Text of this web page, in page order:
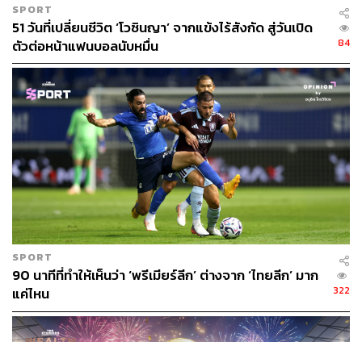
TAGS: กีฬาฟุตบอล UEFA Europa League Atalanta B.C.
448
SPORT
51 วันที่เปลี่ยนชีวิต ‘โวซินญา’ จากแข้งไร้สังกัด สู่วันเปิด
ตัวต่อหน้าแฟนบอลนับหมื่น
84
SPORT
90 นาทีที่ทำให้เห็นว่า ‘พรีเมียร์ลีก’ ต่างจาก ‘ไทยลีก’ มาก
แค่ไหน
322